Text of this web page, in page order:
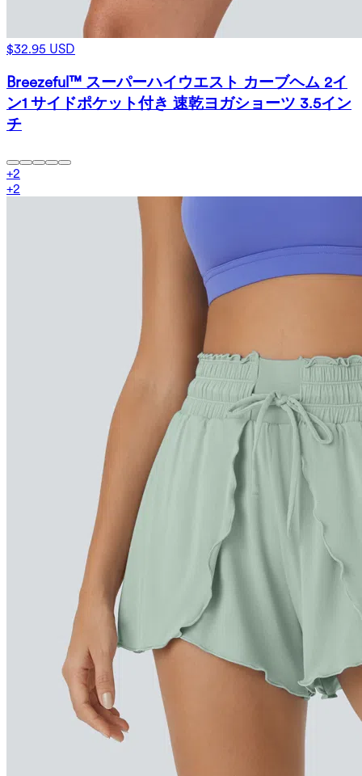
$32.95 USD
Breezeful™ スーパーハイウエスト カーブヘム 2イ
ン1 サイドポケット付き 速乾ヨガショーツ 3.5イン
チ
+2
+2